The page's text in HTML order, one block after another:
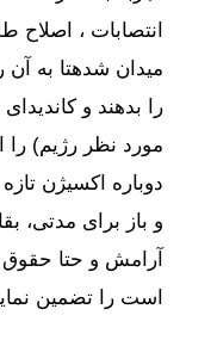
انتصابات ، اصلاح
میدان شدهتا به آن
را
بدهند و کاندیدای
مورد نظر رژیم) را
دوباره اکسیژن تازه
و باز برای مدتی،
آرامش و حتا حقوق
است را تضمین